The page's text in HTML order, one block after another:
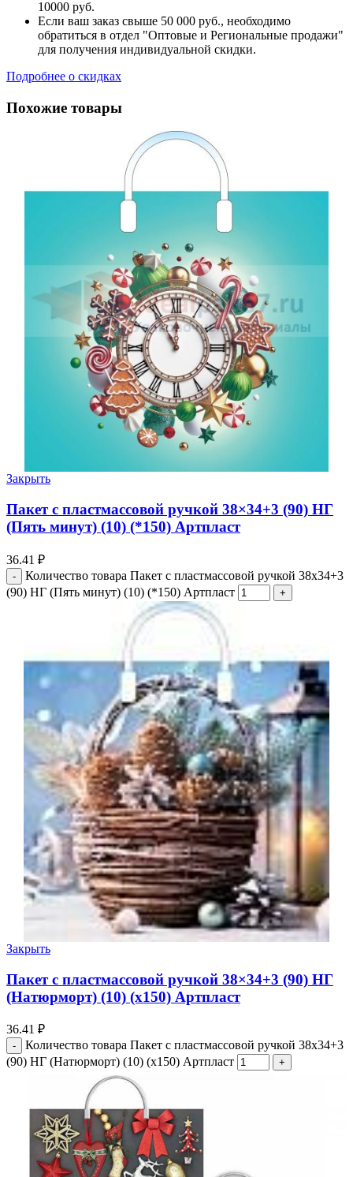
10000 руб.
Если ваш заказ свыше 50 000 руб., необходимо
обратиться в отдел "Оптовые и Региональные продажи"
для получения индивидуальной скидки.
Подробнее о скидках
Похожие товары
Закрыть
Пакет с пластмассовой ручкой 38×34+3 (90) НГ
(Пять минут) (10) (*150) Артпласт
36.41 ₽
Количество товара Пакет с пластмассовой ручкой 38x34+3
(90) НГ (Пять минут) (10) (*150) Артпласт
Закрыть
Пакет с пластмассовой ручкой 38×34+3 (90) НГ
(Натюрморт) (10) (х150) Артпласт
36.41 ₽
Количество товара Пакет с пластмассовой ручкой 38x34+3
(90) НГ (Натюрморт) (10) (х150) Артпласт